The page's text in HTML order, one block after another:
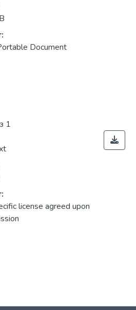
Document
1
license agreed upon